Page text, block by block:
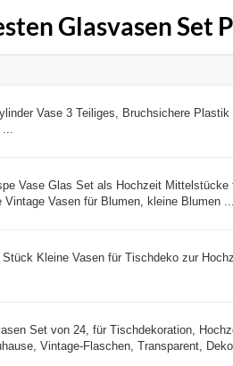
Glasvasen Set
Vase 3 Teiliges, Bruchsichere Plastik
Vase Glas Set als Hochzeit Mittelstücke
Vasen für Blumen, kleine Blumen ...
Stück Kleine Vasen für Tischdeko zur
Set von 24, für Tischdekoration,
Vintage-Flaschen, Transparent,